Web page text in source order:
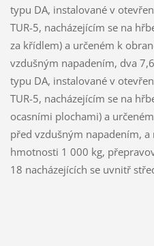
typu DA, instalované v
TUR-5, nacházejícím se na
za křídlem) a určeném k
vzdušným napadením, dva
typu DA, instalované v
TUR-5, nacházejícím se na
ocasními plochami) a
před vzdušným napadením,
hmotnosti 1 000 kg,
18 nacházejících se uvnitř